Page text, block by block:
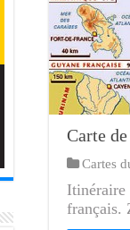
Carte
Cartes
français.